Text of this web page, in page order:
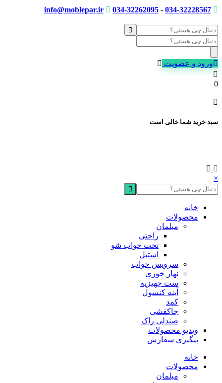
info@moblepar.ir 034-32262095 - 034-32228567
Products
search
ورود و عضویت
0
سبد خرید شما خالی است
×
خانه
محصولات
مبلمان
راحتی
تخت خواب شو
استیل
سرویس خواب
نهار خوری
ست جهیزیه
آینه کنسول
کمد
جاکفشی
صندلی راک
ویدیو محصولات
پیگیری سفارش
خانه
محصولات
مبلمان